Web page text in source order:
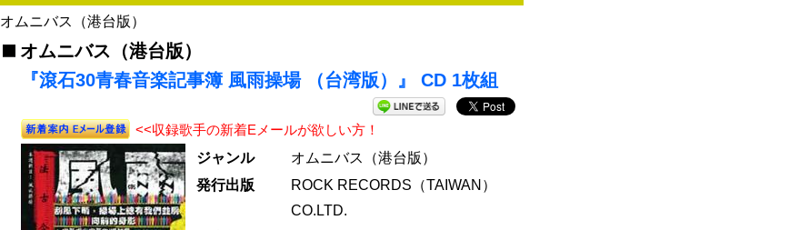
オムニバス（港台版）
オムニバス（港台版）
『滾石30青春音楽記事簿 風雨操場 （台湾版）』 CD 1枚組
<<収録歌手の新着Eメールが欲しい方！
ジャンル
オムニバス（港台版）
発行出版
ROCK RECORDS（TAIWAN）
CO.LTD.